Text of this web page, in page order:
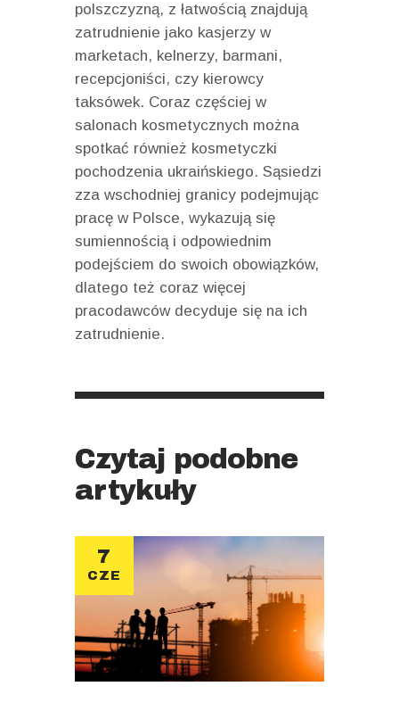
polszczyzną, z łatwością znajdują
zatrudnienie jako kasjerzy w
marketach, kelnerzy, barmani,
recepcjoniści, czy kierowcy
taksówek. Coraz częściej w
salonach kosmetycznych można
spotkać również kosmetyczki
pochodzenia ukraińskiego. Sąsiedzi
zza wschodniej granicy podejmując
pracę w Polsce, wykazują się
sumiennością i odpowiednim
podejściem do swoich obowiązków,
dlatego też coraz więcej
pracodawców decyduje się na ich
zatrudnienie.
Czytaj podobne
artykuły
7
CZE